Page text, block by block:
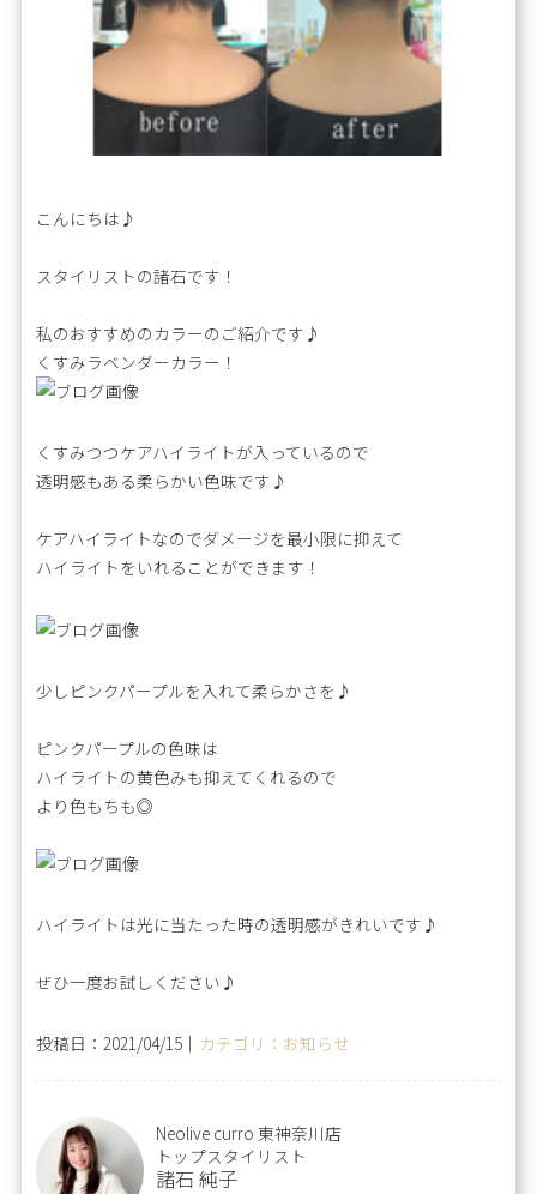
こんにちは♪
スタイリストの諸石です！
私のおすすめのカラーのご紹介です♪
くすみラベンダーカラー！
くすみつつケアハイライトが入っているので
透明感もある柔らかい色味です♪
ケアハイライトなのでダメージを最小限に抑えて
ハイライトをいれることができます！
少しピンクパープルを入れて柔らかさを♪
ピンクパープルの色味は
ハイライトの黄色みも抑えてくれるので
より色もちも◎
ハイライトは光に当たった時の透明感がきれいです♪
ぜひ一度お試しください♪
投稿日：2021/04/15｜ カテゴリ：お知らせ
Neolive curro 東神奈川店
トップスタイリスト
諸石 純子